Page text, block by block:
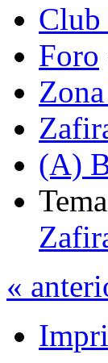
Club
Foro
(A)
«